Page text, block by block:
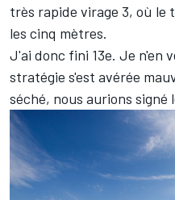
très rapide virage 3, où le
les cinq mètres.
J'ai donc fini 13e. Je n'en
stratégie s'est avérée
séché, nous aurions signé